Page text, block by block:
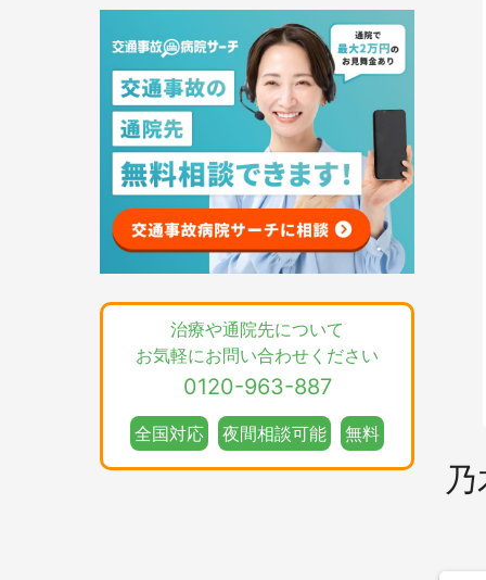
治療や通院先について
お気軽にお問い合わせください
0120-963-887
全国対応 夜間相談可能 無料